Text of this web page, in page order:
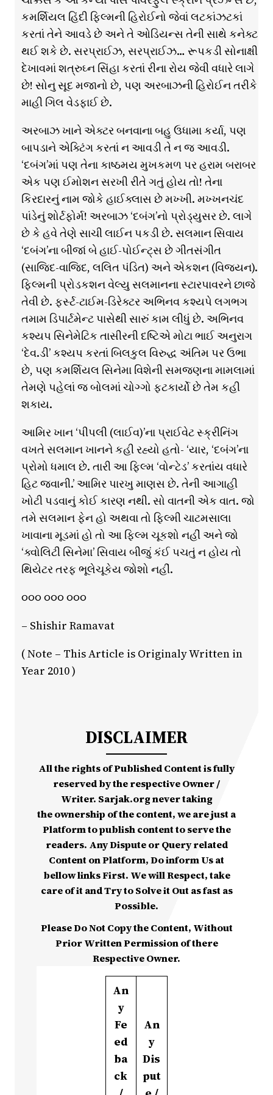
કમર્શિયલ હિંદી ફિલ્મની હિરોઈનો જેવાં લટકાંઝટકાં
કરતાં તેને આવડે છે અને તે ઓડિયન્સ તેની સાથે કનેક્ટ
થઈ શકે છે. સરપ્રાઈઝ, સરપ્રાઈઝ… રૂપકડી સોનાક્ષી
દેખાવમાં શત્રુઘ્ન સિંહા કરતાં રીના રોય જેવી વધારે લાગે
છે! સોનુ સૂદ મજાનો છે, પણ અરબાઝની હિરોઈન તરીકે
માહી ગિલ વેડફાઈ છે.
અરબાઝ ખાને એક્ટર બનવાના બહુ ઉધામા કર્યા, પણ
બાપડાને એક્ટિંગ કરતાં ન આવડી તે ન જ આવડી.
‘દબંગ’માં પણ તેના કાષ્ઠમય મુખકમળ પર હરામ બરાબર
એક પણ ઈમોશન સરખી રીતે ગતું હોય તો! તેના
કિરદારનું નામ જોકે હાઈક્લાસ છે મખ્ખી. મખ્ખનચંદ
પાંડેનું શોર્ટફોર્મ! અરબાઝ ‘દબંગ’નો પ્રોડ્યુસર છે. લાગે
છે કે હવે તેણે સાચી લાઈન પકડી છે. સલમાન સિવાય
‘દબંગ’ના બીજાં બે હાઈ-પોઈન્ટ્સ છે ગીતસંગીત
(સાજિદ-વાજિદ, લલિત પંડિત) અને એકશન (વિજયન).
ફિલ્મની પ્રોડકશન વેલ્યુ સલમાનના સ્ટારપાવરને છાજે
તેવી છે. ફર્સ્ટ-ટાઈમ-ડિરેક્ટર અભિનવ કશ્યપે લગભગ
તમામ ડિપાર્ટમેન્ટ પાસેથી સારું કામ લીધું છે. અભિનવ
કશ્યપ સિનેમેટિક તાસીરની દષ્ટિએ મોટા ભાઈ અનુરાગ
‘દેવ.ડી’ કશ્યપ કરતાં બિલકુલ વિરુદ્ધ અંતિમ પર ઉભા
છે, પણ કમર્શિયલ સિનેમા વિશેની સમજણના મામલામાં
તેમણે પહેલાં જ બોલમાં ચોગ્ગો ફટકાર્યો છે તેમ કહી
શકાય.
આમિર ખાન ‘પીપલી (લાઈવ)’ના પ્રાઈવેટ સ્ક્રીનિંગ
વખતે સલમાન ખાનને કહી રહ્યો હતો- ‘યાર, ‘દબંગ’ના
પ્રોમો ધમાલ છે. તારી આ ફિલ્મ ‘વોન્ટેડ’ કરતાંય વધારે
હિટ જવાની.’ આમિર પારખુ માણસ છે. તેની આગાહી
ખોટી પડવાનું કોઈ કારણ નથી. સો વાતની એક વાત. જો
તમે સલમાન ફેન હો અથવા તો ફિલ્મી ચાટમસાલા
ખાવાના મૂડમાં હો તો આ ફિલ્મ ચૂકશો નહીં અને જો
‘ક્વોલિટી સિનેમા’ સિવાય બીજું કંઈ પચતું ન હોય તો
થિયેટર તરફ ભૂલેચૂકેય જોશો નહીં.
૦૦૦ ૦૦૦ ૦૦૦
– Shishir Ramavat
( Note – This Article is Originaly Written in
Year 2010 )
DISCLAIMER
All the rights of Published Content is fully
reserved by the respective Owner /
Writer. Sarjak.org never taking
the ownership of the content, we are just a
Platform to publish content to serve the
readers. Any Dispute or Query related
Content on Platform, Do inform Us at
bellow links First. We will Respect, take
care of it and Try to Solve it Out as fast as
Possible.
Please Do Not Copy the Content, Without
Prior Written Permission of there
Respective Owner.
An
y
Fe
ed
ba
ck
An
y
Dis
put